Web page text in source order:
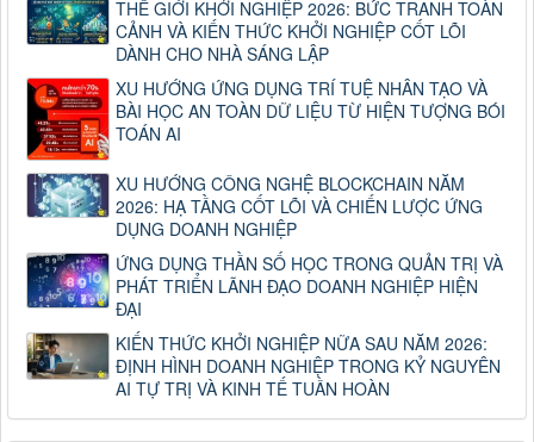
THẾ GIỚI KHỞI NGHIỆP 2026: BỨC TRANH TOÀN
CẢNH VÀ KIẾN THỨC KHỞI NGHIỆP CỐT LÕI
DÀNH CHO NHÀ SÁNG LẬP
XU HƯỚNG ỨNG DỤNG TRÍ TUỆ NHÂN TẠO VÀ
BÀI HỌC AN TOÀN DỮ LIỆU TỪ HIỆN TƯỢNG BÓI
TOÁN AI
XU HƯỚNG CÔNG NGHỆ BLOCKCHAIN NĂM
2026: HẠ TẦNG CỐT LÕI VÀ CHIẾN LƯỢC ỨNG
DỤNG DOANH NGHIỆP
ỨNG DỤNG THẦN SỐ HỌC TRONG QUẢN TRỊ VÀ
PHÁT TRIỂN LÃNH ĐẠO DOANH NGHIỆP HIỆN
ĐẠI
KIẾN THỨC KHỞI NGHIỆP NỮA SAU NĂM 2026:
ĐỊNH HÌNH DOANH NGHIỆP TRONG KỶ NGUYÊN
AI TỰ TRỊ VÀ KINH TẾ TUẦN HOÀN